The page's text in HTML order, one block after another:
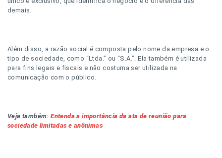
demais.
Além disso, a razão social é composta pelo nome da empresa e o
tipo de sociedade, como “Ltda.” ou “S.A.”. Ela também é utilizada
para fins legais e fiscais e não costuma ser utilizada na
comunicação com o público.
Veja também:Entenda a importância da ata de reunião para
sociedade limitadas e anônimas